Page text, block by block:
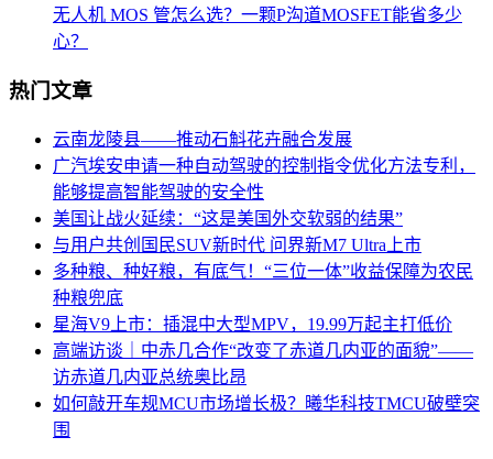
无人机 MOS 管怎么选？一颗P沟道MOSFET能省多少
心？
热门文章
云南龙陵县――推动石斛花卉融合发展
广汽埃安申请一种自动驾驶的控制指令优化方法专利，
能够提高智能驾驶的安全性
美国让战火延续：“这是美国外交软弱的结果”
与用户共创国民SUV新时代 问界新M7 Ultra上市
多种粮、种好粮，有底气！“三位一体”收益保障为农民
种粮兜底
星海V9上市：插混中大型MPV，19.99万起主打低价
高端访谈｜中赤几合作“改变了赤道几内亚的面貌”――
访赤道几内亚总统奥比昂
如何敲开车规MCU市场增长极？曦华科技TMCU破壁突
围